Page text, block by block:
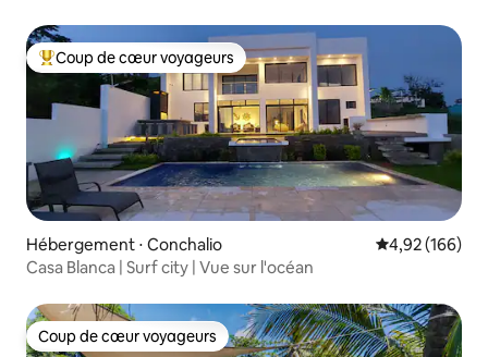
Coups de cœur voyageurs les plus appréciés
Coup de cœur voyageurs
Hébergement ⋅ Conchalio Évaluation
4,92 (166)
Casa Blanca | Surf city | Vue sur l'océan
Coup de cœur voyageurs
Coup de cœur voyageurs